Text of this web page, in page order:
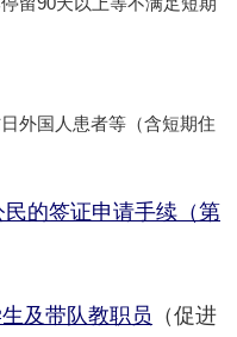
外国人患者等（含短期住
的签证申请手续（第
及带队教职员 （促进